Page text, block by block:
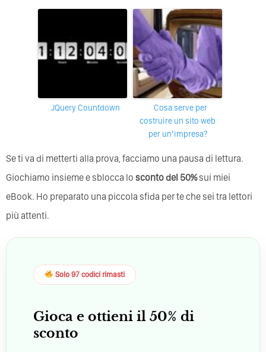
jQuery Countdown
Cosa serve per
costruire un sito web
per un’impresa?
Se ti va di metterti alla prova, facciamo una pausa di lettura.
Giochiamo insieme e sblocca lo sconto del 50%sui miei
eBook. Ho preparato una piccola sfida per te che sei tra lettori
più attenti.
Solo 97 codici rimasti
Gioca e ottieni il 50% di
sconto